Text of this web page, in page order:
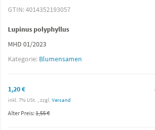
GTIN:4014352193057
Lupinus polyphyllus
MHD 01/2023
Kategorie: Blumensamen
1,20 €
inkl. 7% USt. , zzgl. Versand
Alter Preis: 1,55 €